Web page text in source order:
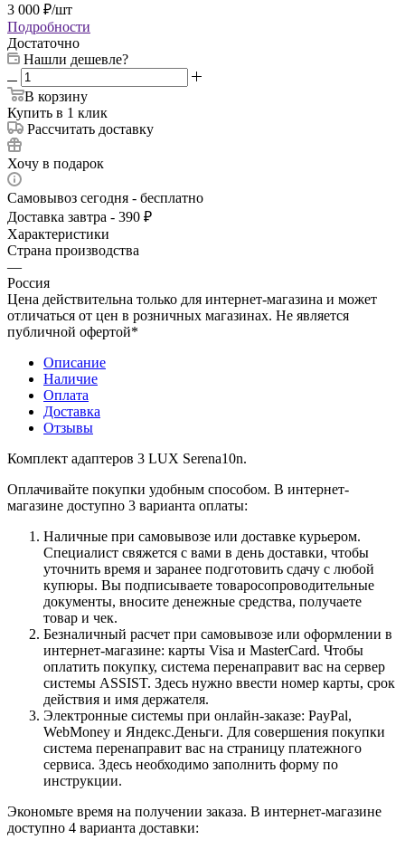
3 000 ₽/шт
Подробности
Достаточно
Нашли дешевле?
В корзину
Купить в 1 клик
Рассчитать доставку
Хочу в подарок
Самовывоз сегодня - бесплатно
Доставка завтра - 390 ₽
Характеристики
Страна производства
—
Россия
Цена действительна только для интернет-магазина и может
отличаться от цен в розничных магазинах. Не является
публичной офертой*
Описание
Наличие
Оплата
Доставка
Отзывы
Комплект адаптеров 3 LUX Serena10n.
Оплачивайте покупки удобным способом. В интернет-
магазине доступно 3 варианта оплаты:
Наличные при самовывозе или доставке курьером.
Специалист свяжется с вами в день доставки, чтобы
уточнить время и заранее подготовить сдачу с любой
купюры. Вы подписываете товаросопроводительные
документы, вносите денежные средства, получаете
товар и чек.
Безналичный расчет при самовывозе или оформлении в
интернет-магазине: карты Visa и MasterCard. Чтобы
оплатить покупку, система перенаправит вас на сервер
системы ASSIST. Здесь нужно ввести номер карты, срок
действия и имя держателя.
Электронные системы при онлайн-заказе: PayPal,
WebMoney и Яндекс.Деньги. Для совершения покупки
система перенаправит вас на страницу платежного
сервиса. Здесь необходимо заполнить форму по
инструкции.
Экономьте время на получении заказа. В интернет-магазине
доступно 4 варианта доставки: